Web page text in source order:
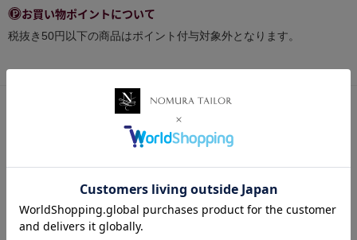
お買い物ポイントについて
税抜き50円以下の商品はポイント付与対象外となります。
【 送料・配送方法について 】
全国一律送料 580円
ゆうパケット 250円(規定のサイズ等の条件有)
5,500円（税込）以上お買い上げで国内送料無料！！